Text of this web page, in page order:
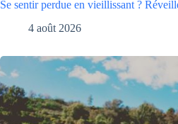
Se sentir perdue en vieillissant ?
4 août 2026